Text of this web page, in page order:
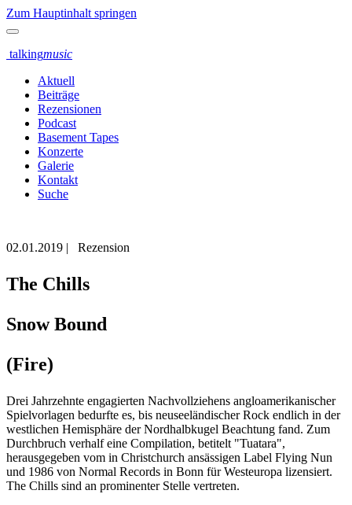
Zum Hauptinhalt springen
talkingmusic
Aktuell
Beiträge
Rezensionen
Podcast
Basement Tapes
Konzerte
Galerie
Kontakt
Suche
02.01.2019 | Rezension
The Chills
Snow Bound
(Fire)
Drei Jahrzehnte engagierten Nachvollziehens angloamerikanischer
Spielvorlagen bedurfte es, bis neuseeländischer Rock endlich in der
westlichen Hemisphäre der Nordhalbkugel Beachtung fand. Zum
Durchbruch verhalf eine Compilation, betitelt "Tuatara",
herausgegeben vom in Christchurch ansässigen Label Flying Nun
und 1986 von Normal Records in Bonn für Westeuropa lizensiert.
The Chills sind an prominenter Stelle vertreten.